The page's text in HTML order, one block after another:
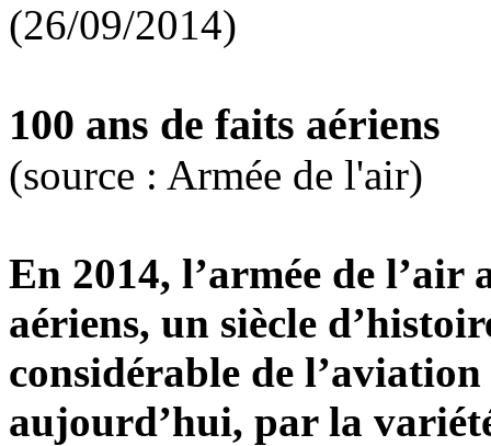
(26/09/2014)
100 ans de faits aériens
(source : Armée de l'air)
En 2014, l’armée de l’air
aériens, un siècle
considérable de
aujourd’hui, par la